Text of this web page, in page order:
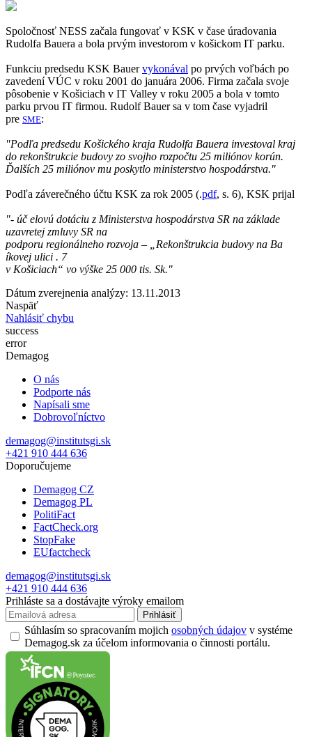
Spoločnosť NESS začala fungovať v KSK v čase úradovania
Rudolfa Bauera a bola prvým investorom v košickom IT parku.
Funkciu predsedu KSK Bauervykonával po prvých voľbách po
zavedení VÚC v roku 2001 do januára 2006. Firma začala svoje
pôsobenie v Košiciach v IT Valley v roku 2005 a bola v tomto
parku prvou IT firmou. Rudolf Bauer sa v tom čase vyjadril
pre SME:
"Podľa predsedu Košického kraja Rudolfa Bauera investoval kraj
do rekonštrukcie budovy zo svojho rozpočtu 25 miliónov korún.
Ďalších 25 miliónov mu poskytlo ministerstvo hospodárstva."
Podľa záverečného účtu KSK za rok 2005 (.pdf, s. 6), KSK prijal
"- úč elovú dotáciu z Ministerstva hospodárstva SR na základe
uzavretej zmluvy SR na
podporu regionálneho rozvoja – „Rekonštrukcia budovy na Ba
íkovej ulici . 7
v Košiciach“ vo výške 25 000 tis. Sk."
Dátum zverejnenia analýzy: 13.11.2013
Naspäť
Nahlásiť chybu
success
error
Demagog
O nás
Podporte nás
Napísali sme
Dobrovoľníctvo
demagog@institutsgi.sk
+421 910 444 636
Doporučujeme
Demagog CZ
Demagog PL
PolitiFact
FactCheck.org
StopFake
EUfactcheck
demagog@institutsgi.sk
+421 910 444 636
Prihláste sa a dostávajte výroky emailom
Prihlásiť
Súhlasím so spracovaním mojich osobných údajov v systéme
Demagog.sk za účelom informovania o činnosti portálu.